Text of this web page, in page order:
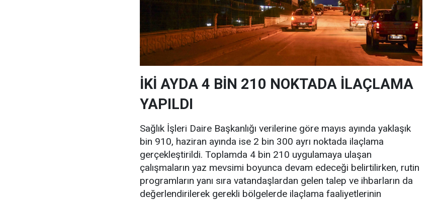
İKİ AYDA 4 BİN 210 NOKTADA İLAÇLAMA
YAPILDI
Sağlık İşleri Daire Başkanlığı verilerine göre mayıs ayında yaklaşık
bin 910, haziran ayında ise 2 bin 300 ayrı noktada ilaçlama
gerçekleştirildi. Toplamda 4 bin 210 uygulamaya ulaşan
çalışmaların yaz mevsimi boyunca devam edeceği belirtilirken, rutin
programların yanı sıra vatandaşlardan gelen talep ve ihbarların da
değerlendirilerek gerekli bölgelerde ilaçlama faaliyetlerinin